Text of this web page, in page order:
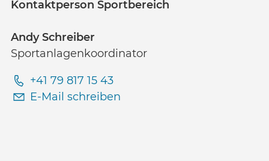
Kontaktperson Sportbereich
Andy Schreiber
Sportanlagenkoordinator
+41 79 817 15 43
E-Mail schreiben